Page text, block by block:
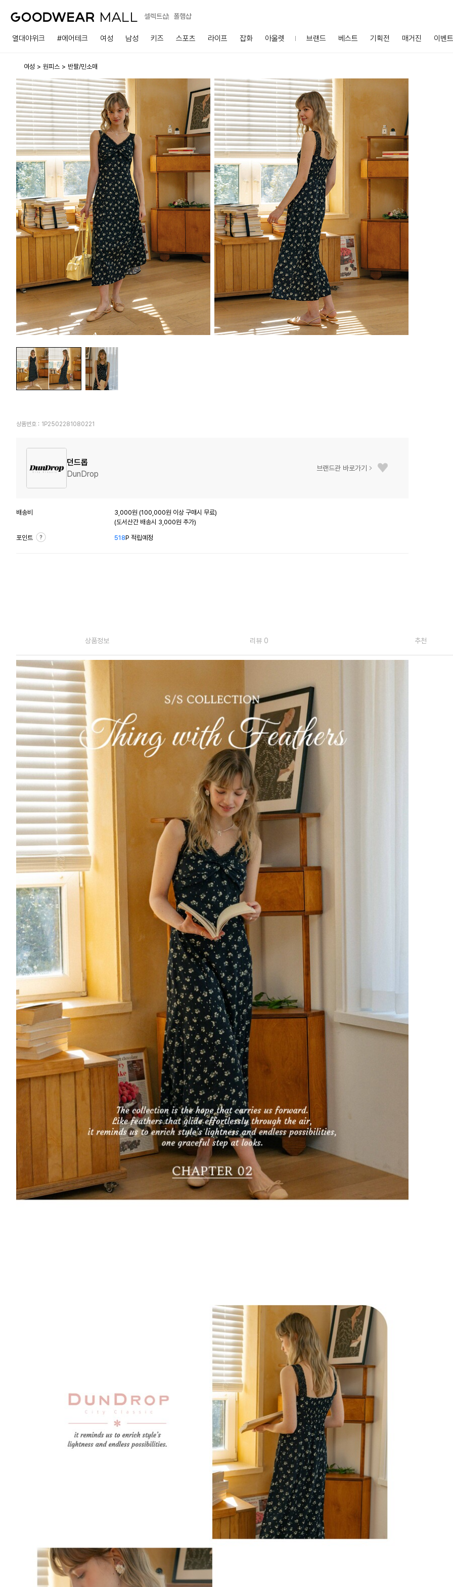
셀렉트샵 폴햄샵
열대야위크 #에어테크 여성 남성 키즈 스포츠 라이프 잡화 아울렛 브랜드 베스트 기획전 매거진 이벤트
여성 원피스 반팔/민소매
상품번호 : 1P2502281080221
던드롭
DunDrop
브랜드관 바로가기
배송비
3,000원 (100,000원 이상 구매시 무료)
(도서산간 배송시 3,000원 추가)
포인트 518P 적립예정
상품정보 리뷰 0 추천